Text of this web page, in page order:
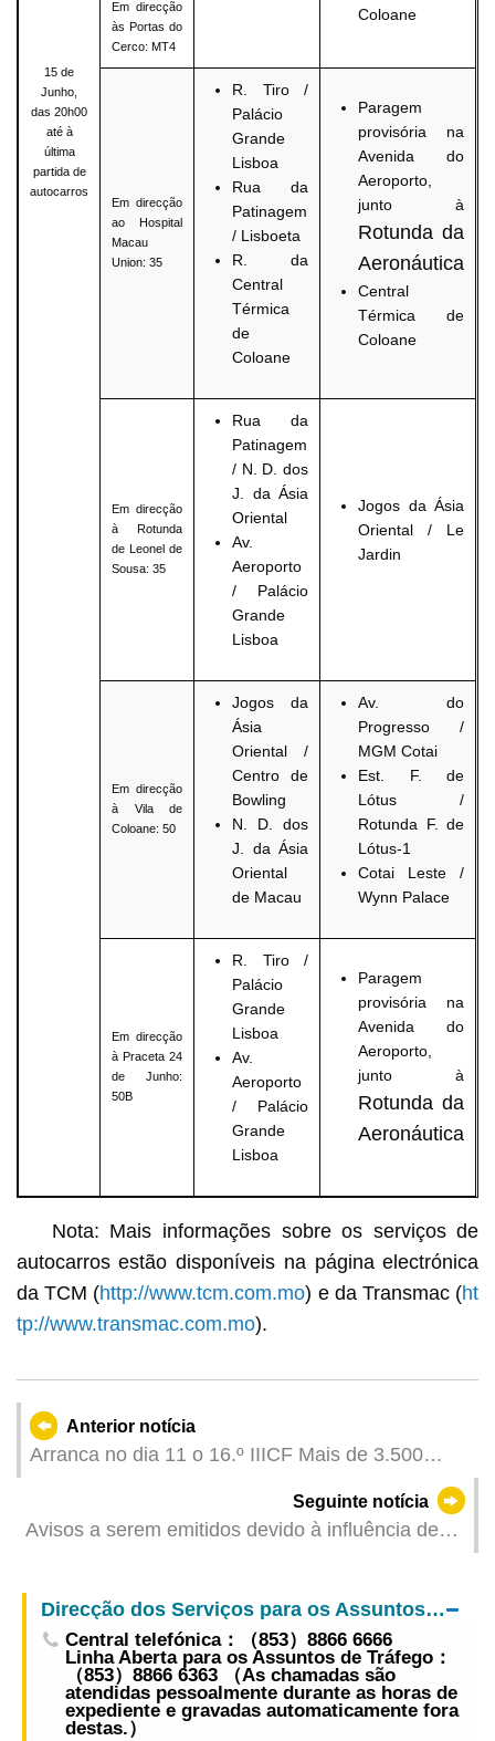
15 de
Junho,
das 20h00
até à
última
partida de
autocarros
Em direcção
às Portas do
Cerco: MT4
Coloane
Em direcção
ao Hospital
Macau
Union: 35
R. Tiro /
Palácio
Grande
Lisboa
Rua da
Patinagem
/ Lisboeta
R. da
Central
Térmica
de
Coloane
Paragem
provisória na
Avenida do
Aeroporto,
junto à
Rotunda da
Aeronáutica
Central
Térmica de
Coloane
Em direcção
à Rotunda
de Leonel de
Sousa: 35
Rua da
Patinagem
/ N. D. dos
J. da Ásia
Oriental
Av.
Aeroporto
/ Palácio
Grande
Lisboa
Jogos da Ásia
Oriental / Le
Jardin
Em direcção
à Vila de
Coloane: 50
Jogos da
Ásia
Oriental /
Centro de
Bowling
N. D. dos
J. da Ásia
Oriental
de Macau
Av. do
Progresso /
MGM Cotai
Est. F. de
Lótus /
Rotunda F. de
Lótus-1
Cotai Leste /
Wynn Palace
Em direcção
à Praceta 24
de Junho:
50B
R. Tiro /
Palácio
Grande
Lisboa
Av.
Aeroporto
/ Palácio
Grande
Lisboa
Paragem
provisória na
Avenida do
Aeroporto,
junto à
Rotunda da
Aeronáutica
Nota: Mais informações sobre os serviços de
autocarros estão disponíveis na página electrónica
da TCM (http://www.tcm.com.mo) e da Transmac (ht
tp://www.transmac.com.mo).
Anterior notícia
Arranca no dia 11 o 16.º IIICF Mais de 3.500
empresariais internacionais reunidos para
promover a interconectividade de infra-estruturas
Seguinte notícia
Avisos a serem emitidos devido à influência de
Direcção dos Serviços para os Assuntos de Tráfego
Central telefónica：（853）8866 6666
Linha Aberta para os Assuntos de Tráfego：
（853）8866 6363 （As chamadas são
atendidas pessoalmente durante as horas de
expediente e gravadas automaticamente fora
destas.）